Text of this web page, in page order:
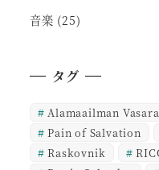
音楽 (25)
タグ
Alamaailman
Pain of Salvation
Raskovnik